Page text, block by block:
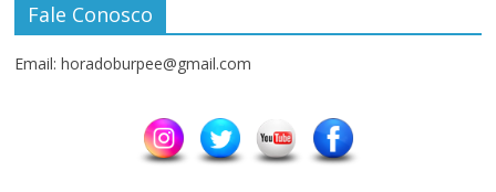
Fale Conosco
Email: horadoburpee@gmail.com